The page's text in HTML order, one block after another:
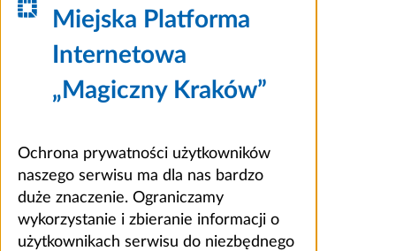
Miejska Platforma
Internetowa
„Magiczny Kraków”
Ochrona prywatności użytkowników
naszego serwisu ma dla nas bardzo
duże znaczenie. Ograniczamy
wykorzystanie i zbieranie informacji o
użytkownikach serwisu do niezbędnego